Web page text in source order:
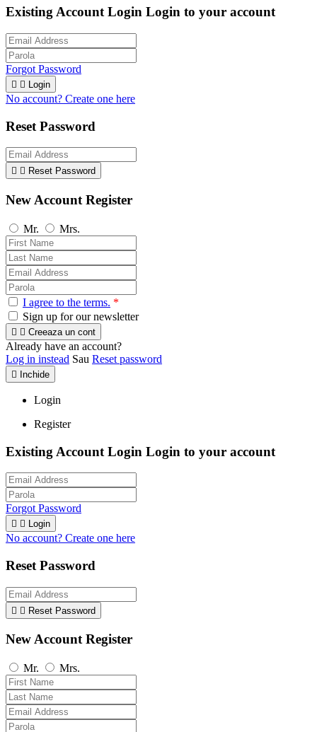
Existing Account Login Login to your account
Forgot Password
  Login
No account? Create one here
Reset Password
  Reset Password
New Account Register
Mr. Mrs.
I agree to the terms. *
Sign up for our newsletter
  Creeaza un cont
Already have an account?
Log in instead Sau Reset password
 Inchide
Login
Register
Existing Account Login Login to your account
Forgot Password
  Login
No account? Create one here
Reset Password
  Reset Password
New Account Register
Mr. Mrs.